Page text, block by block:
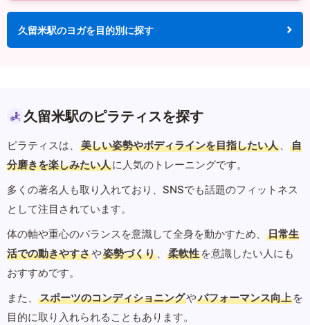
久留米駅のヨガを目的別に探す
久留米駅のピラティスを探す
ピラティスは、 美しい姿勢やボディラインを目指したい人 、
自
分磨きを楽しみたい人に人気のトレーニングです。
多くの著名人も取り入れており、SNSでも話題のフィットネス
として注目されています。
体の軸や重心のバランスを意識して全身を動かすため、
日常生
活での動きやすさや姿勢づくり 、 柔軟性 を意識したい人にも
おすすめです。
また、
スポーツのコンディショニングやパフォーマンス向上 を
目的に取り入れられることもあります。